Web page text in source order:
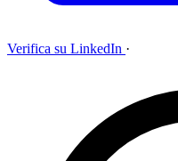
Verifica su LinkedIn ·